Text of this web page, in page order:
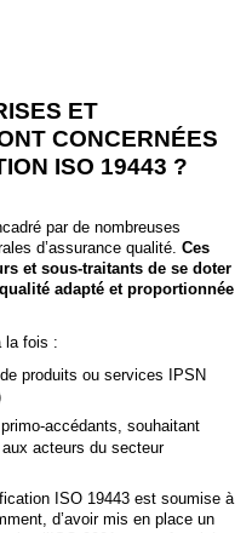
ET
CONCERNÉES
ISO 19443 ?
par de nombreuses
d’assurance qualité. Ces
et sous-traitants de se doter
adapté et proportionnée
la fois :
produits ou services IPSN
accédants, souhaitant
acteurs du secteur
ISO 19443 est soumise à
d’avoir mis en place un